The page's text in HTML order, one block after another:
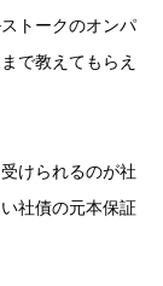
トークのオンパ
で教えてもらえ
けられるのが社
社債の元本保証